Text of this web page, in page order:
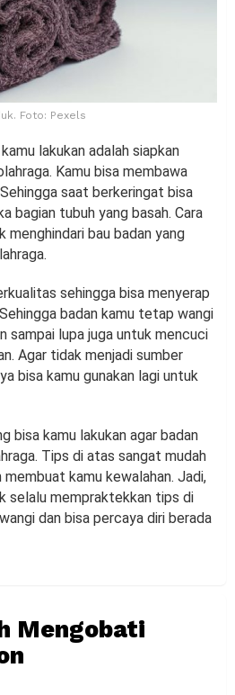
Foto: Pexels
lakukan adalah siapkan
Kamu bisa membawa
saat berkeringat bisa
bagian tubuh yang basah. Cara
menghindari bau badan yang
sehingga bisa menyerap
badan kamu tetap wangi
sampai lupa juga untuk mencuci
Agar tidak menjadi sumber
bisa kamu gunakan lagi untuk
bisa kamu lakukan agar badan
Tips di atas sangat mudah
kamu kewalahan. Jadi,
selalu mempraktekkan tips di
dan bisa percaya diri berada
Mengobati